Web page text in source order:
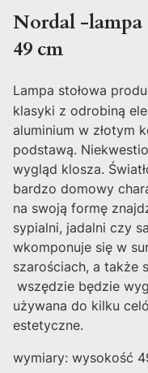
Nordal -lampa
49 cm
Lampa stołowa
klasyki z odrobiną
aluminium w złotym
podstawą.
wygląd klosza.
bardzo domowy
na swoją formę
sypialni, jadalni czy
wkomponuje się w
szarościach, a także
wszędzie będzie
używana do kilku
estetyczne.
wymiary: wysokość